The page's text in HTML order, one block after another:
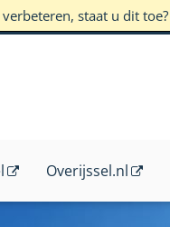
staat u dit toe?
Overijssel.nl